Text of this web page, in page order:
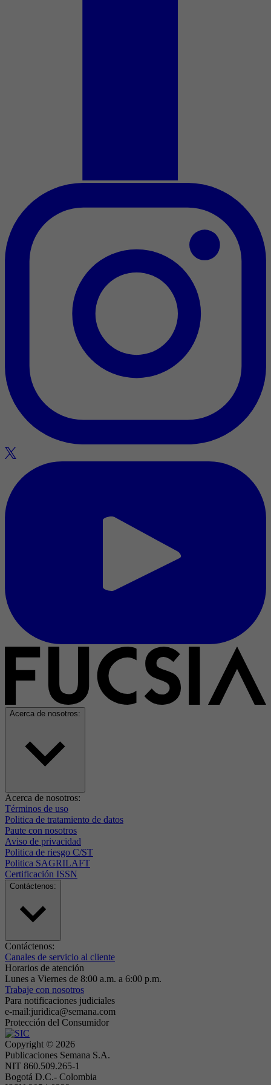
Acerca de nosotros:
Acerca de nosotros:
Términos de uso
Politica de tratamiento de datos
Paute con nosotros
Aviso de privacidad
Politica de riesgo C/ST
Politica SAGRILAFT
Certificación ISSN
Contáctenos:
Contáctenos:
Canales de servicio al cliente
Horarios de atención
Lunes a Viernes de 8:00 a.m. a 6:00 p.m.
Trabaje con nosotros
Para notificaciones judiciales
e-mail:juridica@semana.com
Protección del Consumidor
Copyright © 2026
Publicaciones Semana S.A.
NIT 860.509.265-1
Bogotá D.C.- Colombia